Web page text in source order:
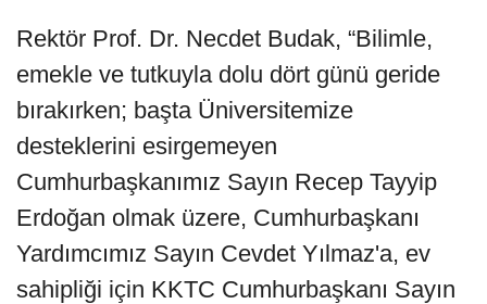
Rektör Prof. Dr. Necdet Budak, “Bilimle,
emekle ve tutkuyla dolu dört günü geride
bırakırken; başta Üniversitemize
desteklerini esirgemeyen
Cumhurbaşkanımız Sayın Recep Tayyip
Erdoğan olmak üzere, Cumhurbaşkanı
Yardımcımız Sayın Cevdet Yılmaz'a, ev
sahipliği için KKTC Cumhurbaşkanı Sayın